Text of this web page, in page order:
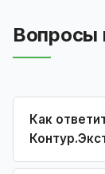
Вопросы
Как